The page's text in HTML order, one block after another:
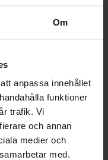
Om
anpassa innehållet
funktioner
trafik. Vi
och annan
medier och
med.